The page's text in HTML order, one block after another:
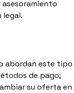
asesoramiento
legal.
abordan este tipo
de pago;
su oferta en